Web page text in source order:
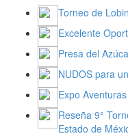
Torneo de
Excelente
Presa del
NUDOS para
Expo
Reseña 9°
Estado de